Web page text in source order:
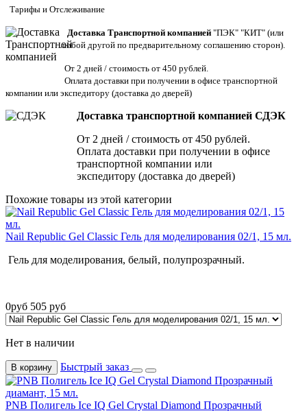
Тарифы и Отслеживание
Доставка Транспортной компанией "ПЭК" "КИТ" (или
любой другой по предварительному соглашению сторон).
От 2 дней / стоимость от 450 рублей.
Оплата доставки при получении в офисе транспортной
компании или экспедитору (доставка до дверей)
Доставка транспортной компанией СДЭК
От 2 дней / стоимость от 450 рублей.
Оплата доставки при получении в офисе
транспортной компании или
экспедитору (доставка до дверей)
Похожие товары из этой категории
Nail Republic Gel Classic Гель для моделирования 02/1, 15 мл.
Гель для моделирования, белый, полупрозрачный.
0руб 505 руб
Нет в наличии
В корзину Быстрый заказ
PNB Полигель Ice IQ Gel Crystal Diamond Прозрачный